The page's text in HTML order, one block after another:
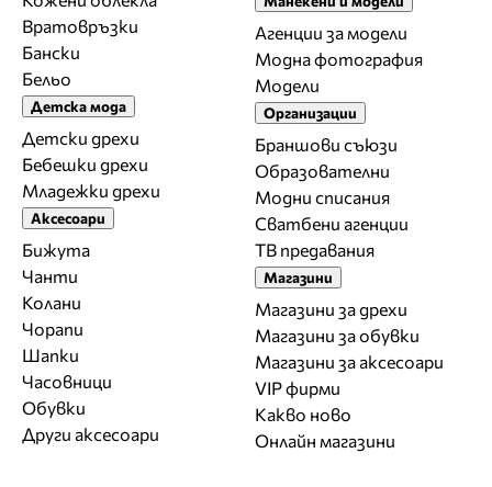
Вратовръзки
Бански
Бельо
Детска мода
Детски дрехи
Бебешки дрехи
Младежки дрехи
Аксесоари
Бижута
Чанти
Колани
Чорапи
Шапки
Часовници
Обувки
Други аксесоари
Агенции за модели
Модна фотография
Модели
Организации
Браншови съюзи
Образователни
Модни списания
Сватбени агенции
ТВ предавания
Магазини
Магазини за дрехи
Магазини за обувки
Магазини за aксесоари
VIP фирми
Какво ново
Онлайн магазини